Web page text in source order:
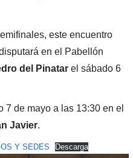
este encuentro
en el Pabellón
del Pinatarel sábado 6
7 de mayo a las 13:30 en el
Javier.
Y SEDES Descarga